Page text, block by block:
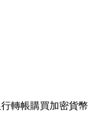
轉帳購買加密貨幣